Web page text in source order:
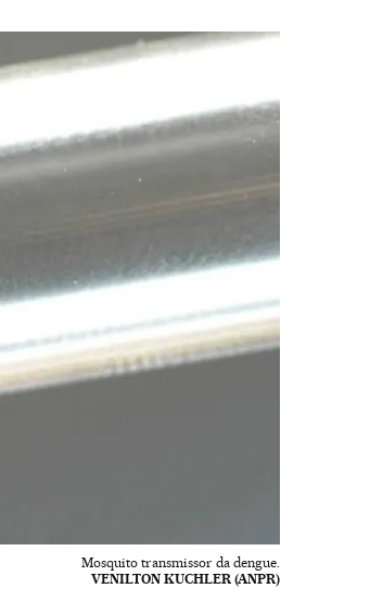
Mosquito transmissor da dengue.
VENILTON KUCHLER (ANPR)